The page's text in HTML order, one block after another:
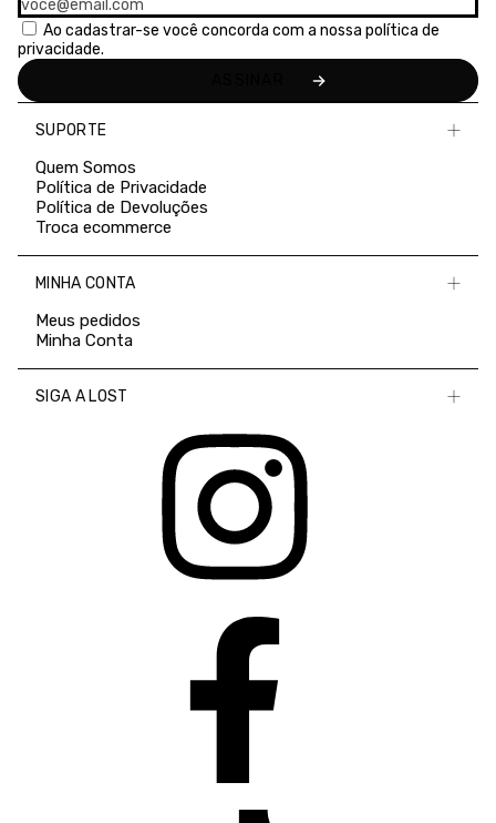
Ao cadastrar-se você concorda com a nossa política de
privacidade.
SUPORTE
Quem Somos
Política de Privacidade
Política de Devoluções
Troca ecommerce
MINHA CONTA
Meus pedidos
Minha Conta
SIGA A LOST